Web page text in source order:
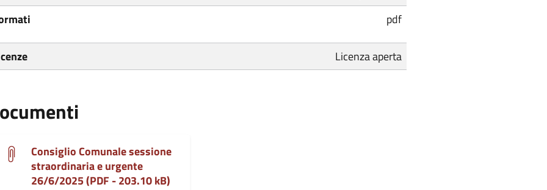
pdf
Licenza aperta
Consiglio Comunale sessione
straordinaria e urgente
26/6/2025 (PDF - 203.10 kB)